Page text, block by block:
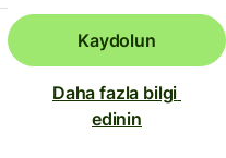
Kaydolun
Daha fazla bilgi
edinin